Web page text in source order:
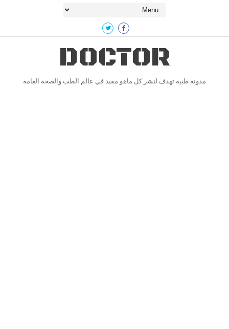
DOCTOR
مدونة طبية تهدف لنشر كل ماهو مفيد في عالم الطب والصحة العامة